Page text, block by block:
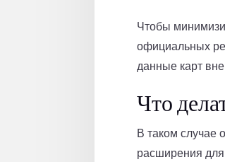
Чтобы
официальных
данные карт
Что
В таком случае
расширения